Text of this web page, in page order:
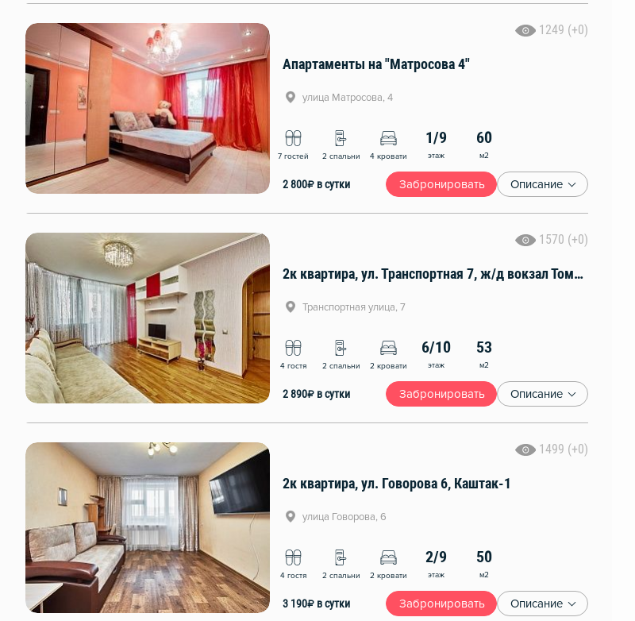
1249 (+0)
Апартаменты на "Матросова 4"
улица Матросова, 4
7 гостей 2 спальни 4 кровати
1/9
этаж
60
м2
2 800₽ в сутки Забронировать Описание
1570 (+0)
2к квартира, ул. Транспортная 7, ж/д вокзал Томск-2
Транспортная улица, 7
4 гостя 2 спальни 2 кровати
6/10
этаж
53
м2
2 890₽ в сутки Забронировать Описание
1499 (+0)
2к квартира, ул. Говорова 6, Каштак-1
улица Говорова, 6
4 гостя 2 спальни 2 кровати
2/9
этаж
50
м2
3 190₽ в сутки Забронировать Описание